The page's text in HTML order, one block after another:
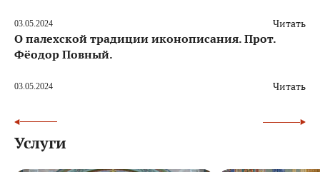
03.05.2024 Читать
О палехской традиции иконописания. Прот.
Фёодор Повный.
03.05.2024 Читать
Услуги